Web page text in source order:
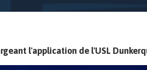
l'application de l'USL